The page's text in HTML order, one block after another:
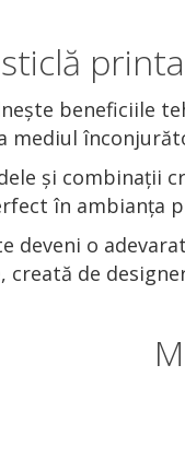
beneficiile
mediul
și combinații
în ambianța
deveni o
creată de